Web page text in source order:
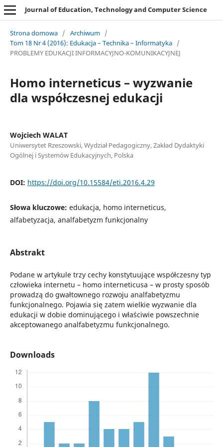
Journal of Education, Technology and Computer Science
Strona domowa / Archiwum /
Tom 18 Nr 4 (2016): Edukacja – Technika – Informatyka /
PROBLEMY EDUKACJI INFORMACYJNO-KOMUNIKACYJNEJ
Homo interneticus – wyzwanie
dla współczesnej edukacji
Wojciech WALAT
Uniwersytet Rzeszowski, Wydział Pedagogiczny, Zakład Dydaktyki
Ogólnej i Systemów Edukacyjnych, Polska
DOI: https://doi.org/10.15584/eti.2016.4.29
Słowa kluczowe: edukacja, homo interneticus,
alfabetyzacja, analfabetyzm funkcjonalny
Abstrakt
Podane w artykule trzy cechy konstytuujące współczesny typ
człowieka internetu – homo interneticusa – w prosty sposób
prowadzą do gwałtownego rozwoju analfabetyzmu
funkcjonalnego. Pojawia się zatem wielkie wyzwanie dla
edukacji w dobie dominującego i właściwie powszechnie
akceptowanego analfabetyzmu funkcjonalnego.
Downloads